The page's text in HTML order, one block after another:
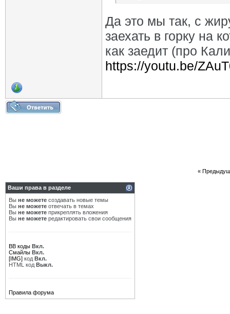
Да это мы так, с
заехать в горку на
как заедит (про
https://youtu.be/
«
Ваши права в разделе
Вы не можете создавать новые темы
Вы не можете отвечать в темах
Вы не можете прикреплять вложения
Вы не можете редактировать свои сообщения
BB коды Вкл.
Смайлы Вкл.
[IMG] код Вкл.
HTML код Выкл.
Правила форума